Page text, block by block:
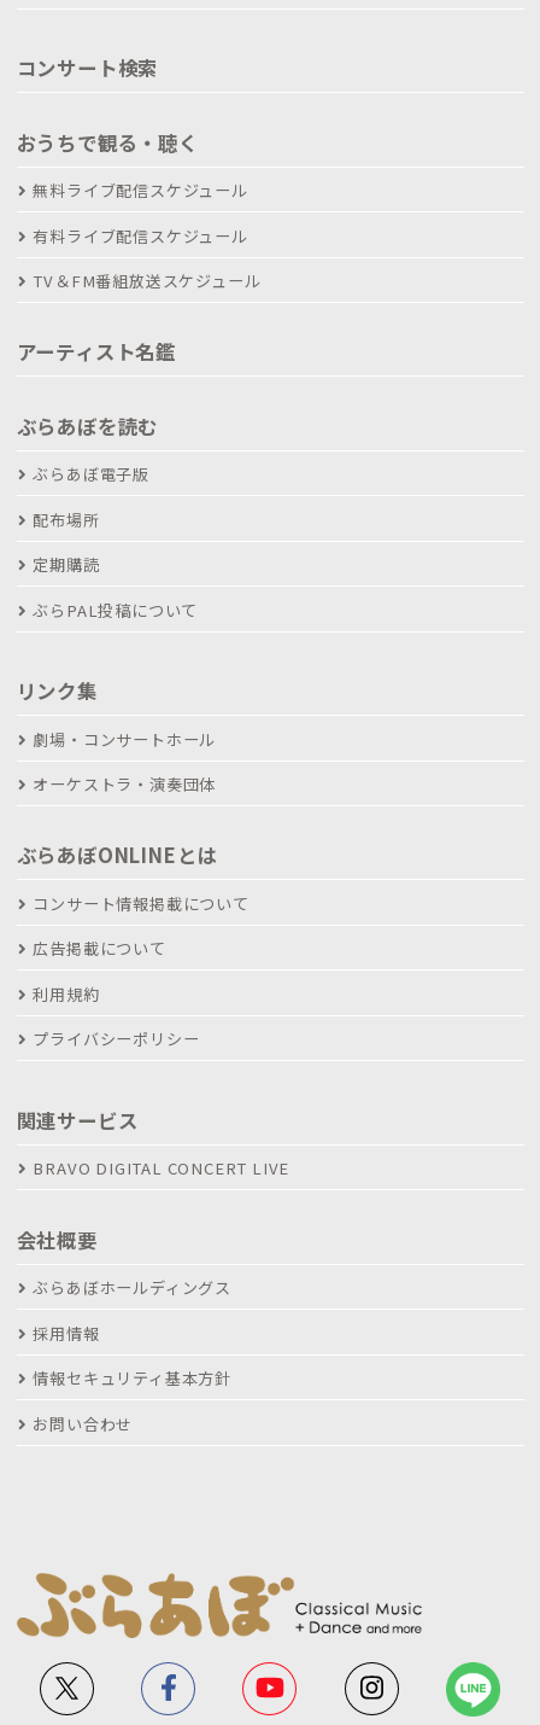
コンサート検索
おうちで観る・聴く
無料ライブ配信スケジュール
有料ライブ配信スケジュール
TV＆FM番組放送スケジュール
アーティスト名鑑
ぶらあぼを読む
ぶらあぼ電子版
配布場所
定期購読
ぶらPAL投稿について
リンク集
劇場・コンサートホール
オーケストラ・演奏団体
ぶらあぼONLINEとは
コンサート情報掲載について
広告掲載について
利用規約
プライバシーポリシー
関連サービス
BRAVO DIGITAL CONCERT LIVE
会社概要
ぶらあぼホールディングス
採用情報
情報セキュリティ基本方針
お問い合わせ